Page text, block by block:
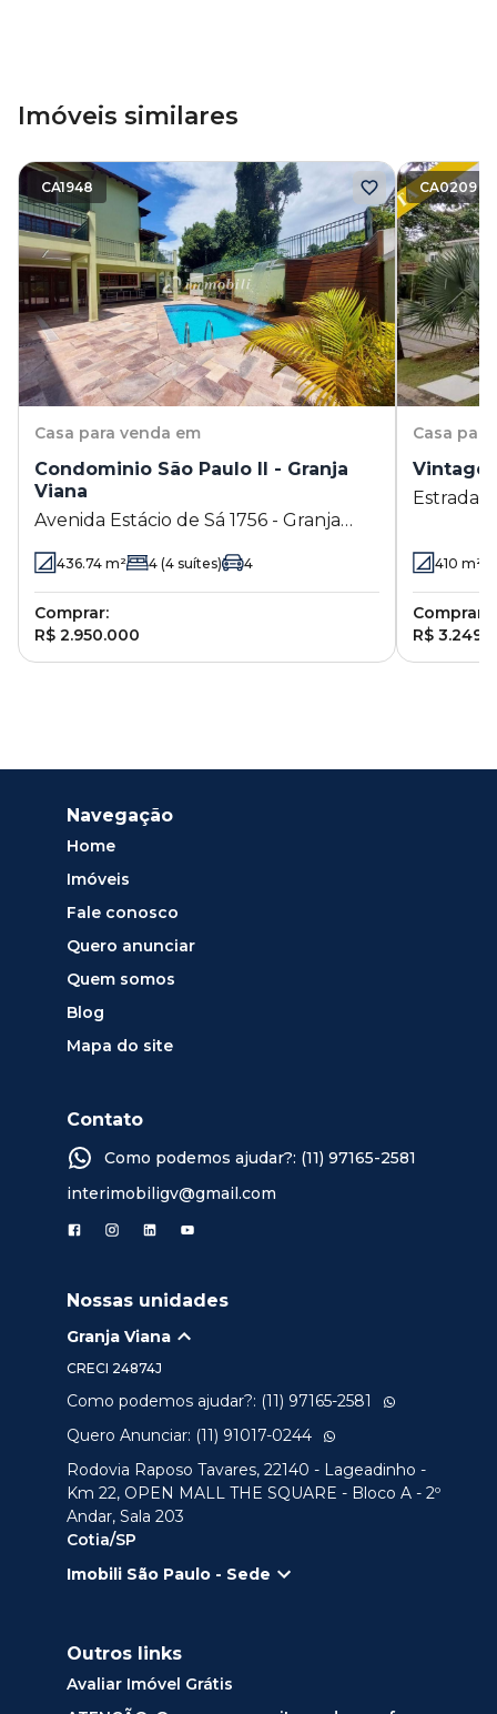
Imóveis similares
CA1948
Casa para venda em
Condominio São Paulo II - Granja
Viana
Avenida Estácio de Sá 1756 - Granja
Viana - Cotia - SP
436.74 m² 4 (4 suítes) 4
Comprar:
R$ 2.950.000
CA0209
Casa
Vintage
Estrada
410 m²
Comprar:
R$
Navegação
Home
Imóveis
Fale conosco
Quero anunciar
Quem somos
Blog
Mapa do site
Contato
Como podemos ajudar?: (11) 97165-2581
interimobiligv@gmail.com
Nossas unidades
Granja Viana
CRECI 24874J
Como podemos ajudar?: (11) 97165-2581
Quero Anunciar: (11) 91017-0244
Rodovia Raposo Tavares, 22140 - Lageadinho -
Km 22, OPEN MALL THE SQUARE - Bloco A - 2º
Andar, Sala 203
Cotia/SP
Imobili São Paulo - Sede
Outros links
Avaliar Imóvel Grátis